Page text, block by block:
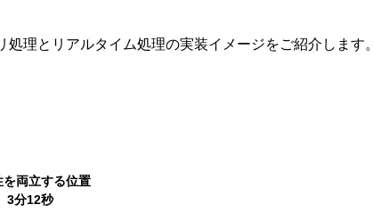
理とリアルタイム処理の実装イメージをご紹介します。
両立する位置
3分12秒